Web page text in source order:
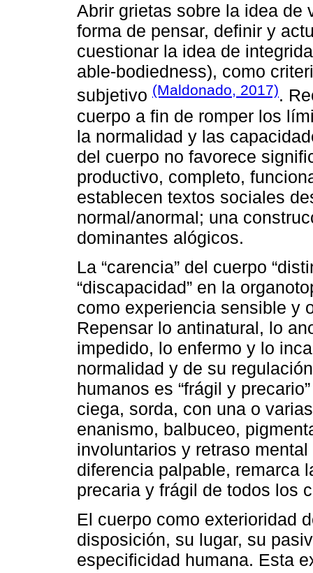
Abrir grietas sobre la idea de
forma de pensar, definir y
cuestionar la idea de
able-bodiedness), como
subjetivo (Maldonado, 2017).
cuerpo a fin de romper los
la normalidad y las
del cuerpo no favorece
productivo, completo,
establecen textos sociales
normal/anormal; una
dominantes alógicos.
La “carencia” del cuerpo
“discapacidad” en la
como experiencia sensible y
Repensar lo antinatural, lo
impedido, lo enfermo y lo
normalidad y de su
humanos es “frágil y
ciega, sorda, con una o
enanismo, balbuceo,
involuntarios y retraso
diferencia palpable, remarca
precaria y frágil de todos los
El cuerpo como exterioridad
disposición, su lugar, su
especificidad humana. Esta